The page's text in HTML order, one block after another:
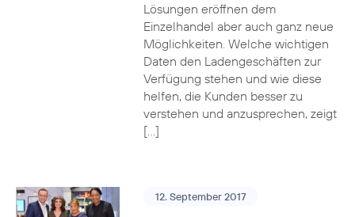
Lösungen eröffnen dem
Einzelhandel aber auch ganz neue
Möglichkeiten. Welche wichtigen
Daten den Ladengeschäften zur
Verfügung stehen und wie diese
helfen, die Kunden besser zu
verstehen und anzusprechen, zeigt
[…]
12. September 2017